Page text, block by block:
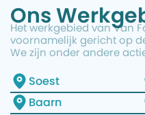
Ons
Het werkgebied van Van
voornamelijk gericht op
We zijn onder andere
Soest
Baarn